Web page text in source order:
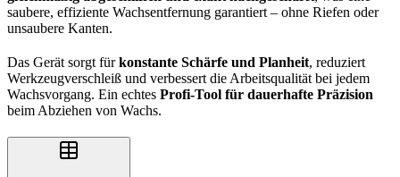
saubere, effiziente Wachsentfernung garantiert – ohne Riefen oder
unsaubere Kanten.
Das Gerät sorgt fürkonstante Schärfe und Planheit, reduziert
Werkzeugverschleiß und verbessert die Arbeitsqualität bei jedem
Wachsvorgang. Ein echtes Profi-Tool für dauerhafte Präzision
beim Abziehen von Wachs.